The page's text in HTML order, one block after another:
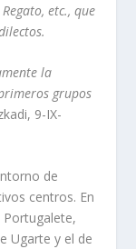
etc., que
la
grupos
9-IX-
de
centros. En
Ugarte y el de